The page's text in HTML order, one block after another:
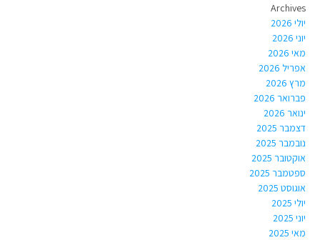
Archives
יולי 2026
יוני 2026
מאי 2026
אפריל 2026
מרץ 2026
פברואר 2026
ינואר 2026
דצמבר 2025
נובמבר 2025
אוקטובר 2025
ספטמבר 2025
אוגוסט 2025
יולי 2025
יוני 2025
מאי 2025